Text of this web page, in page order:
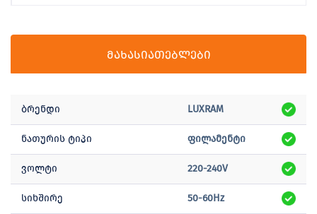
მახასიათებლები
ბრენდი LUXRAM
ნათურის ტიპი ფილამენტი
ვოლტი 220-240V
სიხშირე 50-60Hz